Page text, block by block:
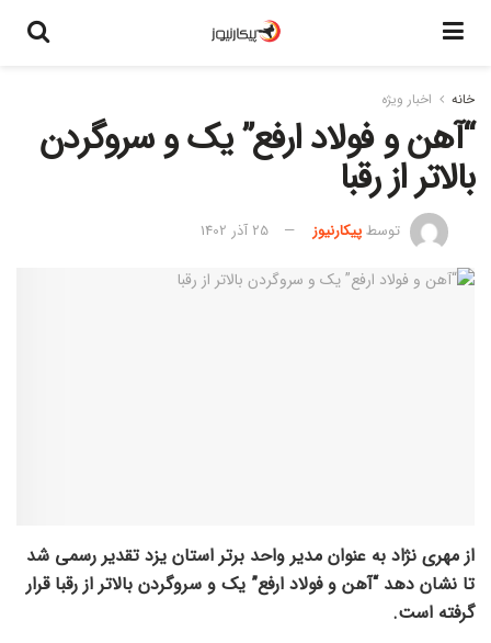
خانه اخبار ویژه
“آهن و فولاد ارفع” یک و سروگردن
بالاتر از رقبا
توسطپیکارنیوز 25 آذر 1402
از مهری نژاد به عنوان مدیر واحد برتر استان یزد تقدیر رسمی شد
تا نشان دهد “آهن و فولاد ارفع” یک و سروگردن بالاتر از رقبا قرار
گرفته است.